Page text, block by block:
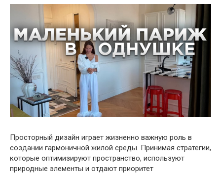
Просторный дизайн играет жизненно важную роль в
создании гармоничной жилой среды. Принимая стратегии,
которые оптимизируют пространство, используют
природные элементы и отдают приоритет